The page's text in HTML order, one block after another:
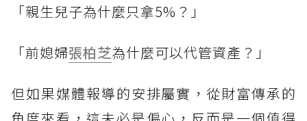
「親生兒子為什麼只拿5%？」
「前媳婦張柏芝為什麼可以代管資產？」
但如果媒體報導的安排屬實，從財富傳承的